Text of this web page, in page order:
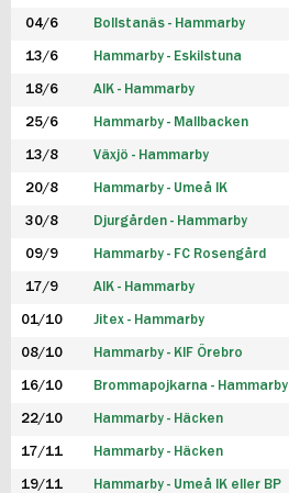
04/6 Bollstanäs - Hammarby
13/6 Hammarby - Eskilstuna
18/6 AIK - Hammarby
25/6 Hammarby - Mallbacken
13/8 Växjö - Hammarby
20/8 Hammarby - Umeå IK
30/8 Djurgården - Hammarby
09/9 Hammarby - FC Rosengård
17/9 AIK - Hammarby
01/10 Jitex - Hammarby
08/10 Hammarby - KIF Örebro
16/10 Brommapojkarna - Hammarby
22/10 Hammarby - Häcken
17/11 Hammarby - Häcken
19/11 Hammarby - Umeå IK eller BP